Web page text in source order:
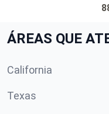
ÁREAS QUE
California
Texas